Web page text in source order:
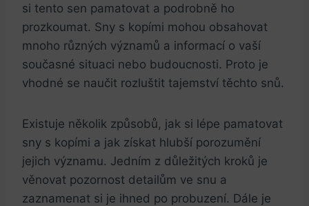
si tento sen pamatovat a podrobně ho
prozkoumat. Sny s kopími mohou obsahovat
mnoho různých významů a informací o vaší
současné situaci nebo budoucnosti. Proto je
vhodné se naučit rozluštit tajemství těchto snů.
Existuje několik způsobů, jak si lépe pamatovat
sny s kopími a jak získat hlubší porozumění
jejich významu. Jedním z důležitých kroků je
věnovat pozornost detailům ve snu a
zaznamenat si je ihned po probuzení. Dále je